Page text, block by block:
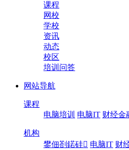
课程
网校
学校
资讯
动态
校区
培训问答
网站导航
课程
电脑培训 电脑IT 财经金
机构
鐢佃剳鍩硅 电脑IT 财